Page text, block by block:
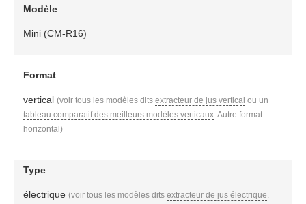
Modèle
Mini (CM-R16)
Format
vertical (voir tous les modèles dits extracteur de jus vertical ou un
tableau comparatif des meilleurs modèles verticaux. Autre format :
horizontal )
Type
électrique (voir tous les modèles dits extracteur de jus électrique.